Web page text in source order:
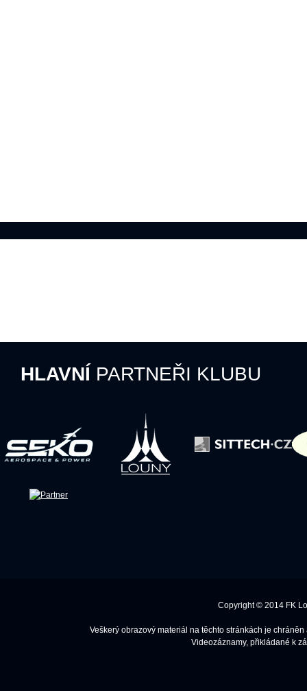
HLAVNÍ PARTNEŘI KLUBU
Copyright © 2014 FK
Veškerý obrazový materiál na těchto stránkách je
Videozáznamy, přikládané k